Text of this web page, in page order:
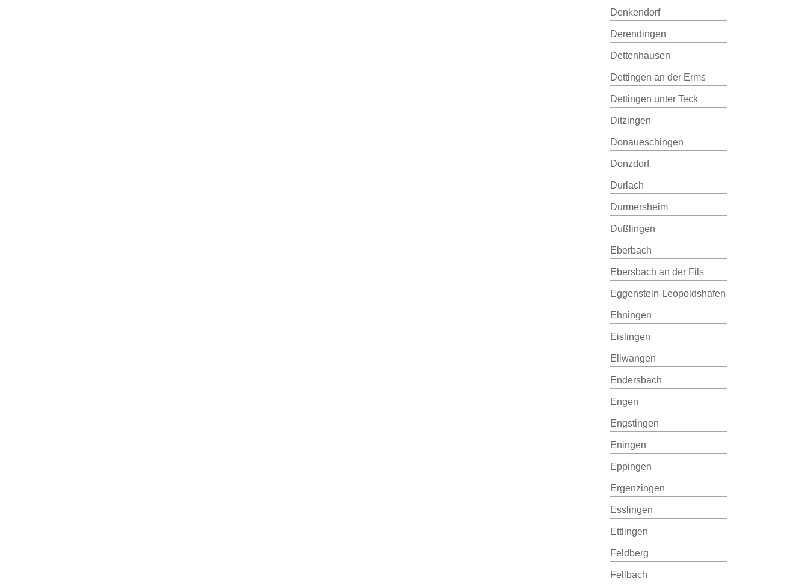
Denkendorf
Derendingen
Dettenhausen
Dettingen an der Erms
Dettingen unter Teck
Ditzingen
Donaueschingen
Donzdorf
Durlach
Durmersheim
Dußlingen
Eberbach
Ebersbach an der Fils
Eggenstein-Leopoldshafen
Ehningen
Eislingen
Ellwangen
Endersbach
Engen
Engstingen
Eningen
Eppingen
Ergenzingen
Esslingen
Ettlingen
Feldberg
Fellbach